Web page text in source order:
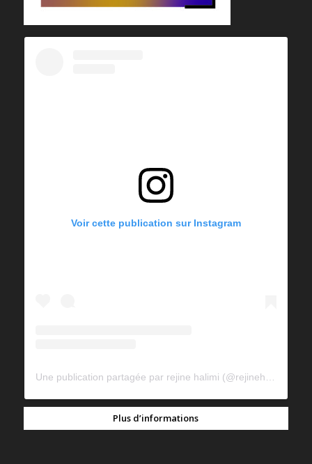
Voir cette publication sur Instagram
Plus d’informations